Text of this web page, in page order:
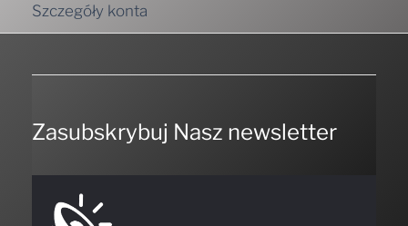
Szczegóły konta
Zasubskrybuj Nasz newsletter